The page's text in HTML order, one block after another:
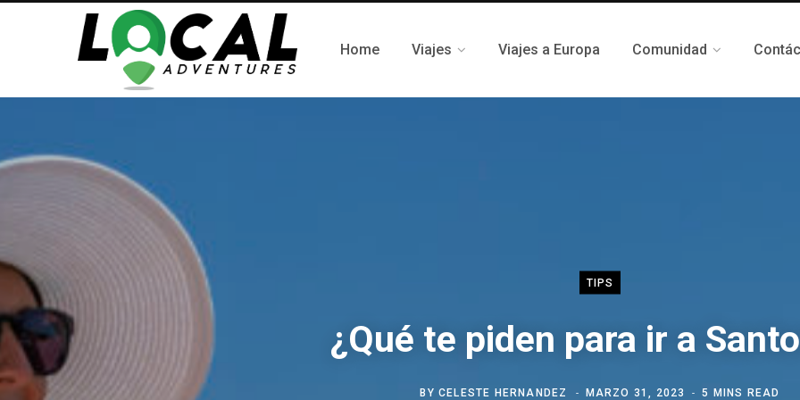
Home Viajes Viajes a Europa Comunidad
TIPS
¿Qué te piden para ir a
BY CELESTE HERNANDEZ MARZO 31, 2023 5 MINS READ